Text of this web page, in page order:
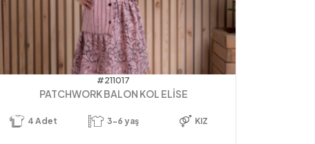
#211017
PATCHWORK BALON KOL ELİSE
4 Adet 3-6 yaş KIZ